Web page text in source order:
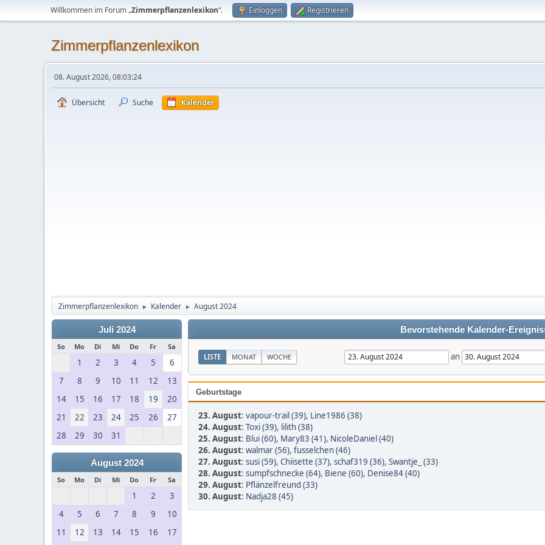
Willkommen im Forum „Zimmerpflanzenlexikon“. Einloggen Registrieren
Zimmerpflanzenlexikon
08. August 2026, 08:03:24
Übersicht Suche Kalender
Zimmerpflanzenlexikon ► Kalender ► August 2024
Juli 2024
So Mo Di Mi Do Fr Sa
1 2 3 4 5
6
7
8 9 10 11 12
13
14
15 16 17 18 19
20
21
22 23 24 25 26
27
28
29 30 31
August 2024
So Mo Di Mi Do Fr Sa
1 2
3
4
5 6 7 8 9
10
11
12 13 14 15 16 17
Bevorstehende Kalender-
LISTE MONAT WOCHE an
Geburtstage
23. August: vapour-trail (39), Line1986 (38)
24. August: Toxi (39), lilith (38)
25. August: Blui (60), Mary83 (41), NicoleDaniel (40)
26. August: walmar (56), fusselchen (46)
27. August: susi (59), Chiisette (37), schaf319 (36), Swantje_ (33)
28. August: sumpfschnecke (64), Biene (60), Denise84 (40)
29. August: Pflänzelfreund (33)
30. August: Nadja28 (45)